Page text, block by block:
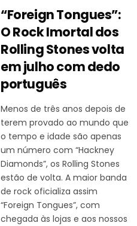
“Foreign Tongues”:
O Rock Imortal dos
Rolling Stones volta
em julho com dedo
português
Menos de três anos depois de
terem provado ao mundo que
o tempo e idade são apenas
um número com “Hackney
Diamonds”, os Rolling Stones
estão de volta. A maior banda
de rock oficializa assim
“Foreign Tongues”, com
chegada às lojas e aos nossos